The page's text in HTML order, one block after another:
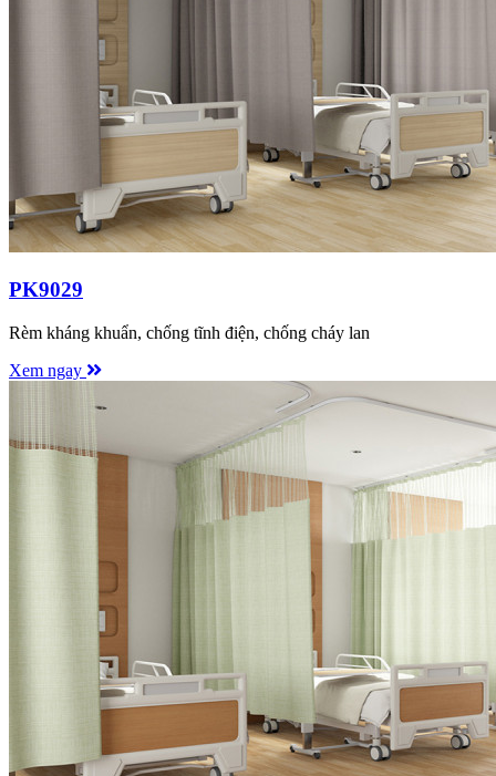
PK9029
Rèm kháng khuẩn, chống tĩnh điện, chống cháy lan
Xem ngay